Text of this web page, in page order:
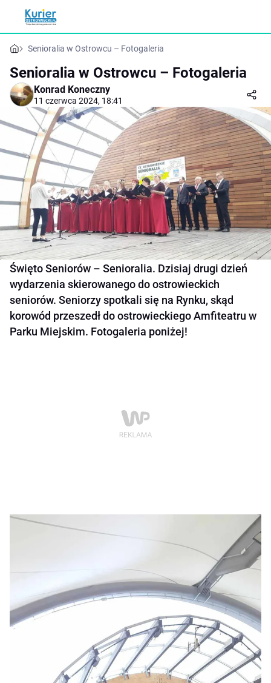
Senioralia w Ostrowcu – Fotogaleria
Senioralia w Ostrowcu – Fotogaleria
Konrad Koneczny
11 czerwca 2024, 18:41
Święto Seniorów – Senioralia. Dzisiaj drugi dzień
wydarzenia skierowanego do ostrowieckich
seniorów. Seniorzy spotkali się na Rynku, skąd
korowód przeszedł do ostrowieckiego Amfiteatru w
Parku Miejskim. Fotogaleria poniżej!